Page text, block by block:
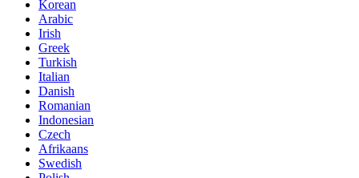
Korean
Arabic
Irish
Greek
Turkish
Italian
Danish
Romanian
Indonesian
Czech
Afrikaans
Swedish